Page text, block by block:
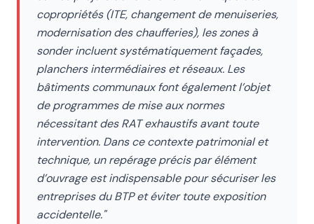
copropriétés (ITE, changement de menuiseries,
modernisation des chaufferies), les zones à
sonder incluent systématiquement façades,
planchers intermédiaires et réseaux. Les
bâtiments communaux font également l’objet
de programmes de mise aux normes
nécessitant des RAT exhaustifs avant toute
intervention. Dans ce contexte patrimonial et
technique, un repérage précis par élément
d’ouvrage est indispensable pour sécuriser les
entreprises du BTP et éviter toute exposition
accidentelle."